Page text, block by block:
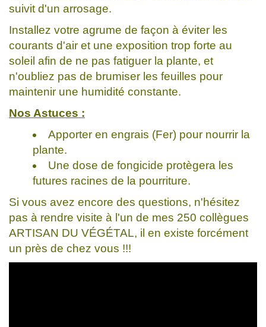
suivit d'un arrosage.
Installez votre agrume de façon à éviter les
courants d'air et une exposition trop forte au
soleil afin de ne pas fatiguer la plante, et
n'oubliez pas de brumiser les feuilles pour
maintenir une humidité constante.
Nos Astuces :
Apporter en engrais (Fer) pour nourrir la
plante.
Une dose de fongicide protègera les
futures racines de la pourriture.
Si vous avez encore des questions, n'hésitez
pas à rendre visite à l'un de mes 250 collègues
ARTISAN DU VÉGÉTAL, il en existe forcément
un près de chez vous !!!